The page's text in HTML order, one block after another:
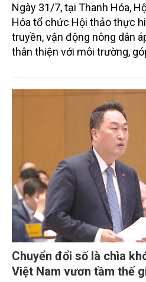
Ngày 31/7, tại Thanh Hóa,
Hóa tổ chức Hội thảo thực
truyền, vận động nông dân
thân thiện với môi trường,
trình thu hút sự tham gia
từ các cơ quan quản lý nhà
doanh nghiệp, hợp tác xã và
tiếp triển khai mô hình sản
Chuyển đổi số là chìa
Việt Nam vươn tầm thế